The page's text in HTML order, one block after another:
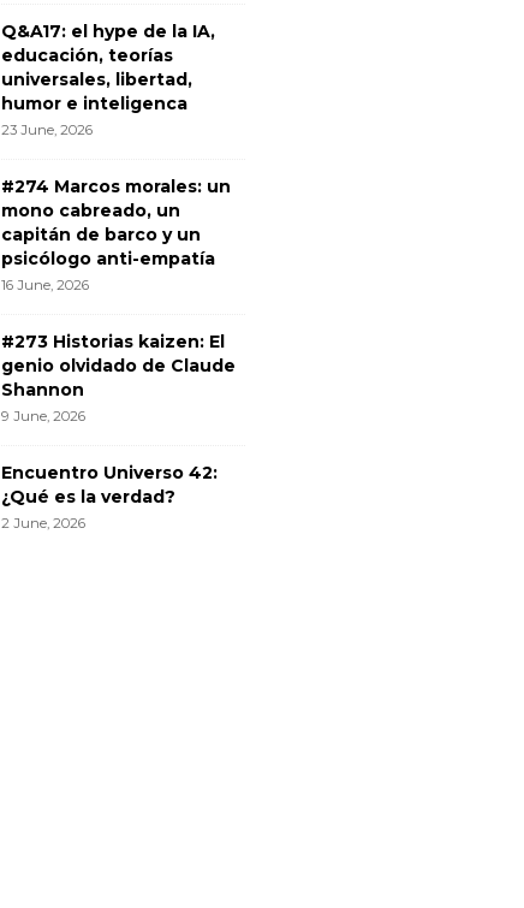
Q&A17: el hype de la IA,
educación, teorías
universales, libertad,
humor e inteligenca
23 June, 2026
#274 Marcos morales: un
mono cabreado, un
capitán de barco y un
psicólogo anti-empatía
16 June, 2026
#273 Historias kaizen: El
genio olvidado de Claude
Shannon
9 June, 2026
Encuentro Universo 42:
¿Qué es la verdad?
2 June, 2026